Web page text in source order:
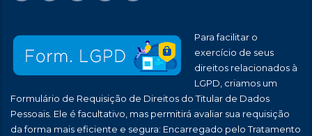
Para facilitar o
exercício de seus
direitos relacionados à
LGPD, criamos um
Formulário de Requisição de Direitos do Titular de Dados
Pessoais. Ele é facultativo, mas permitirá avaliar sua requisição
da forma mais eficiente e segura: Encarregado pelo Tratamento